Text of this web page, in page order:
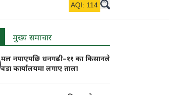
AQI: 114
मुख्य समाचार
मल नपाएपछि धनगढी–११ का किसानले
वडा कार्यालयमा लगाए ताला